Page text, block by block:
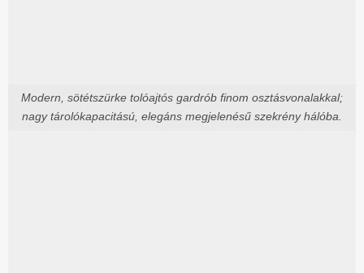
Modern, sötétszürke tolóajtós gardrób finom osztásvonalakkal;
nagy tárolókapacitású, elegáns megjelenésű szekrény hálóba.